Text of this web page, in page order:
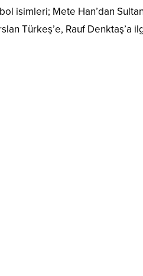
isimleri; Mete Han’dan
Türkeş’e, Rauf Denktaş’a